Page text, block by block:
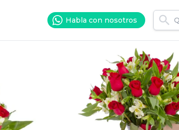
Habla con nosotros